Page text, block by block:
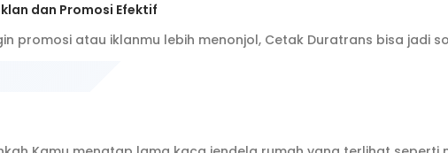
dan Promosi Efektif
promosi atau iklanmu lebih menonjol, Cetak Duratrans bisa jadi